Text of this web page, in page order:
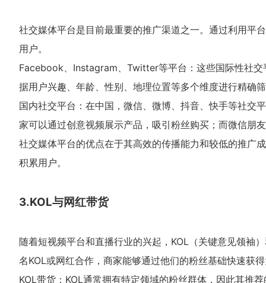
社交媒体平台是目前最重要的推广渠道之一。通过利用平
用户。
Facebook、Instagram、Twitter等平台：这些国际性社
据用户兴趣、年龄、性别、地理位置等多个维度进行精确
国内社交平台：在中国，微信、微博、抖音、快手等社交
家可以通过创意视频展示产品，吸引粉丝购买；而微信朋
社交媒体平台的优点在于其高效的传播能力和较低的推广
积累用户。
3.KOL与网红带货
随着短视频平台和直播行业的兴起，KOL（关键意见领袖
名KOL或网红合作，商家能够通过他们的粉丝基础快速获
KOL带货：KOL通常拥有特定领域的粉丝群体，因此其推